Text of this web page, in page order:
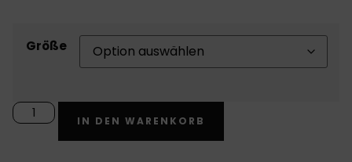
Größe
IN DEN WARENKORB